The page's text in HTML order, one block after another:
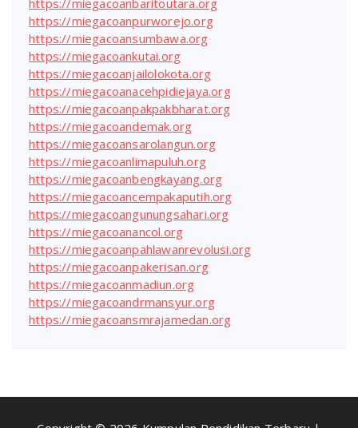
https://miegacoanbaritoutara.org
https://miegacoanpurworejo.org
https://miegacoansumbawa.org
https://miegacoankutai.org
https://miegacoanjailolokota.org
https://miegacoanacehpidiejaya.org
https://miegacoanpakpakbharat.org
https://miegacoandemak.org
https://miegacoansarolangun.org
https://miegacoanlimapuluh.org
https://miegacoanbengkayang.org
https://miegacoancempakaputih.org
https://miegacoangunungsahari.org
https://miegacoanancol.org
https://miegacoanpahlawanrevolusi.org
https://miegacoanpakerisan.org
https://miegacoanmadiun.org
https://miegacoandrmansyur.org
https://miegacoansmrajamedan.org